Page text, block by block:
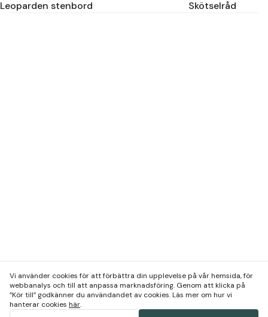
Leoparden stenbord Skötselråd
Vi använder cookies för att förbättra din upplevelse på vår hemsida, för
webbanalys och till att anpassa marknadsföring. Genom att klicka på
”Kör till” godkänner du användandet av cookies. Läs mer om hur vi
hanterar cookies här.